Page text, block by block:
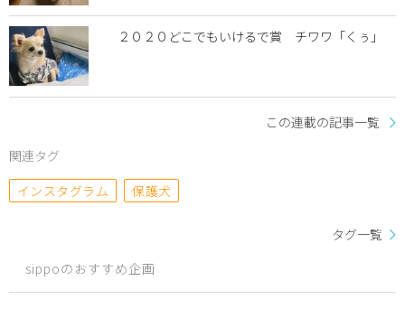
２０２０どこでもいけるで賞 チワワ「くぅ」
この連載の記事一覧
関連タグ
インスタグラム
保護犬
タグ一覧
sippoのおすすめ企画